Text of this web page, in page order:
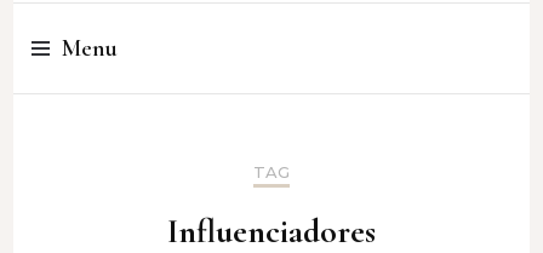
Cristina Amaro
Menu
TAG
Influenciadores